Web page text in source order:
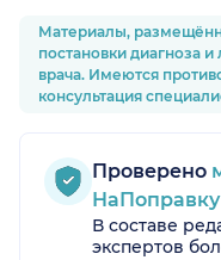
Материалы,
постановки диагноза
врача. Имеются
консультация
Проверено
НаПоправку
В составе
экспертов